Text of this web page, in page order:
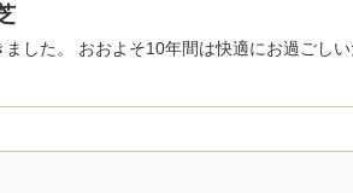
人工芝をご用命いただきました。 おおよそ10年間は快適にお